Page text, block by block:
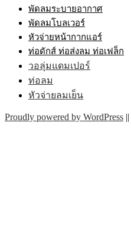
พัดลมระบายอากาศ
พัดลมโบลเวอร์
หัวจ่ายหน้ากากแอร์
ท่อดักส์ ท่อส่งลม ท่อเฟล็ก
วอลุ่มแดมเปอร์
ท่อลม
หัวจ่ายลมเย็น
Proudly powered by WordPress ||